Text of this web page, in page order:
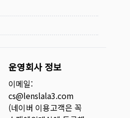
운영회사 정보
이메일:
cs@lenslala3.com
(네이버 이용고객은 꼭